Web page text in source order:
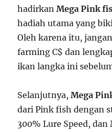
hadirkanMega Pink
hadiah utama yang
Oleh karena itu,
farming C$ dan
ikan langka ini
Selanjutnya,Mega
dari Pink fish dengan
300% Lure Speed, dan